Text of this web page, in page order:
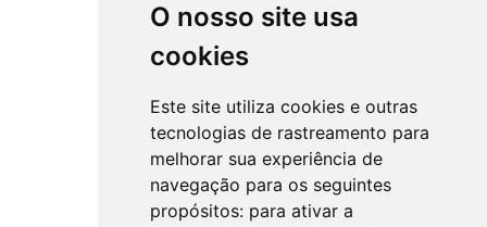
O nosso site usa
cookies
Este site utiliza cookies e outras
tecnologias de rastreamento para
melhorar sua experiência de
navegação para os seguintes
propósitos: para ativar a